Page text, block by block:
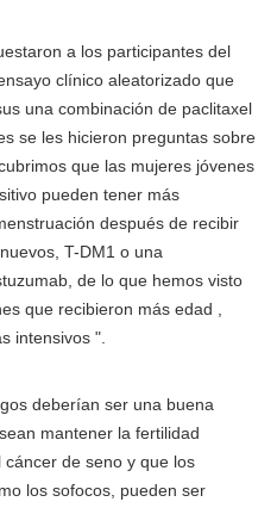
a los participantes del
clínico aleatorizado que
una combinación de paclitaxel
se les hicieron preguntas sobre
que las mujeres jóvenes
pueden tener más
después de recibir
T-DM1 o una
de lo que hemos visto
que recibieron más edad ,
intensivos ".
deberían ser una buena
mantener la fertilidad
de seno y que los
los sofocos, pueden ser